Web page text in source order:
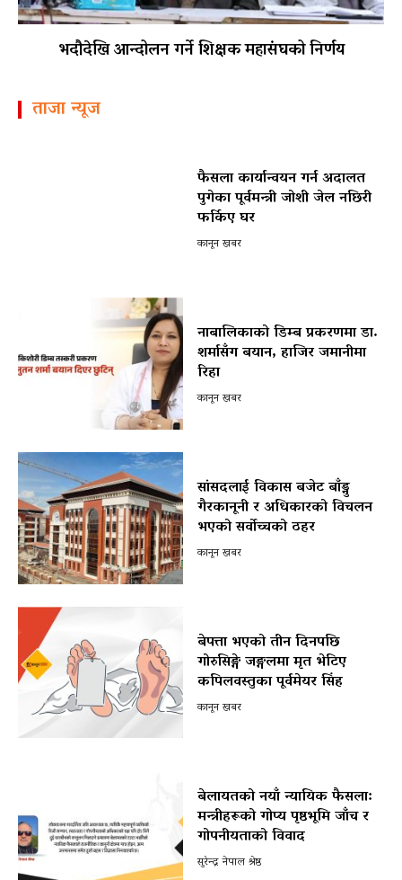
भदौदेखि आन्दोलन गर्ने शिक्षक महासंघको निर्णय
ताजा न्यूज
फैसला कार्यान्वयन गर्न अदालत
पुगेका पूर्वमन्त्री जोशी जेल नछिरी
फर्किए घर
कानून खबर
नाबालिकाको डिम्ब प्रकरणमा डा.
शर्मासँग बयान, हाजिर जमानीमा
रिहा
कानून खबर
सांसदलाई विकास बजेट बाँड्नु
गैरकानूनी र अधिकारको विचलन
भएको सर्वोच्चको ठहर
कानून खबर
बेपत्ता भएको तीन दिनपछि
गोरुसिङ्गे जङ्गलमा मृत भेटिए
कपिलवस्तुका पूर्वमेयर सिंह
कानून खबर
बेलायतको नयाँ न्यायिक फैसला:
मन्त्रीहरूको गोप्य पृष्ठभूमि जाँच र
गोपनीयताको विवाद
सुरेन्द्र नेपाल श्रेष्ठ